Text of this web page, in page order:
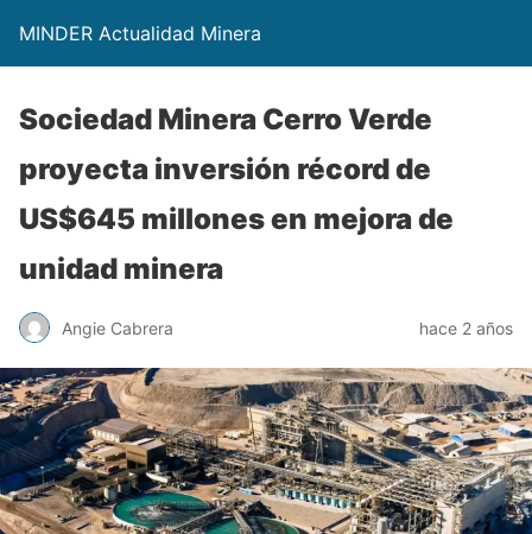
MINDER Actualidad Minera
Sociedad Minera Cerro Verde
proyecta inversión récord de
US$645 millones en mejora de
unidad minera
Angie Cabrera hace 2 años